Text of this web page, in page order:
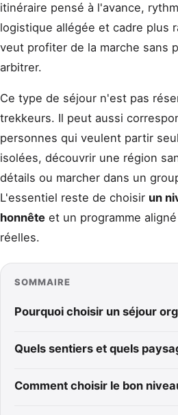
itinéraire pensé à l'avance,
logistique allégée et cadre plus
veut profiter de la marche sans
arbitrer.
Ce type de séjour n'est pas
trekkeurs. Il peut aussi
personnes qui veulent partir
isolées, découvrir une région
détails ou marcher dans un
L'essentiel reste de choisir un
honnête et un programme
réelles.
SOMMAIRE
Pourquoi choisir un séjour
Quels sentiers et quels
Comment choisir le bon